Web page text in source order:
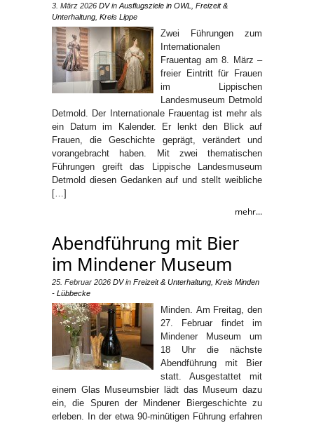
3. März 2026 DVin Ausflugsziele in OWL
Freizeit &
Unterhaltung Kreis Lippe
Zwei Führungen zum
Internationalen
Frauentag am 8. März –
freier Eintritt für Frauen
im Lippischen
Landesmuseum Detmold
Detmold. Der Internationale Frauentag ist mehr als
ein Datum im Kalender. Er lenkt den Blick auf
Frauen, die Geschichte geprägt, verändert und
vorangebracht haben. Mit zwei thematischen
Führungen greift das Lippische Landesmuseum
Detmold diesen Gedanken auf und stellt weibliche
[…]
mehr...
Abendführung mit Bier
im Mindener Museum
25. Februar 2026 DVin Freizeit & Unterhaltung Kreis Minden
- Lübbecke
Minden. Am Freitag, den
27. Februar findet im
Mindener Museum um
18 Uhr die nächste
Abendführung mit Bier
statt. Ausgestattet mit
einem Glas Museumsbier lädt das Museum dazu
ein, die Spuren der Mindener Biergeschichte zu
erleben. In der etwa 90-minütigen Führung erfahren